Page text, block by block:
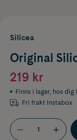
Silicea
Original
219 kr
Finns i lager, hos dig
Fri frakt Instabox